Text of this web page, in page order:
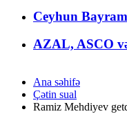
Ceyhun
AZAL, ASCO
Ana səhifə
Çətin sual
Ramiz Mehdiyev